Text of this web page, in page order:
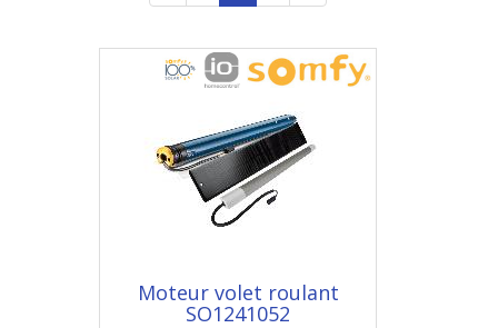
Moteur volet roulant
SO1241052